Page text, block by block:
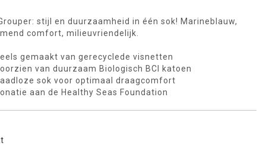
stijl en duurzaamheid in één sok! Marineblauw,
comfort, milieuvriendelijk.
gemaakt van gerecyclede visnetten
van duurzaam Biologisch BCI katoen
sok voor optimaal draagcomfort
aan de Healthy Seas Foundation